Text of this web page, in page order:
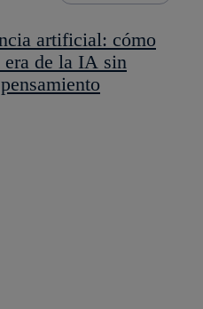
artificial: cómo
era de la IA sin